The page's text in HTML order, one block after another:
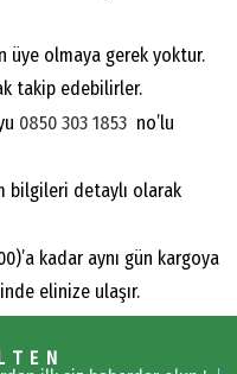
üye olmaya gerek yoktur.
takip edebilirler.
0850 303 1853 no’lu
bilgileri detaylı olarak
kadar aynı gün kargoya
elinize ulaşır.